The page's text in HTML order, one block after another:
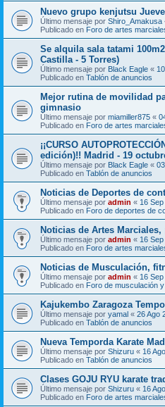
Nuevo grupo kenjutsu
Último mensaje por Shiro_Amakusa
Publicado en Foro de artes
Se alquila sala tatami
Castilla - 5 Torres)
Último mensaje por Black Eagle «
Publicado en Tablón de anuncios
Mejor rutina de movilidad
gimnasio
Último mensaje por miamiller875 «
Publicado en Foro de artes
¡¡CURSO
edición)!! Madrid - 19
Último mensaje por Black Eagle «
Publicado en Tablón de anuncios
Noticias de Deportes de
Último mensaje por admin « 16
Publicado en Foro de deportes de
Noticias de Artes Marciales,
Último mensaje por admin « 16
Publicado en Foro de artes
Noticias de Musculación,
Último mensaje por admin « 16
Publicado en Foro de musculación
Kajukembo Zaragoza
Último mensaje por yamal « 26 Ago
Publicado en Tablón de anuncios
Nueva Temporda Karate
Último mensaje por Shizuru « 16
Publicado en Tablón de anuncios
Clases GOJU RYU karate
Último mensaje por Shizuru « 16
Publicado en Foro de artes